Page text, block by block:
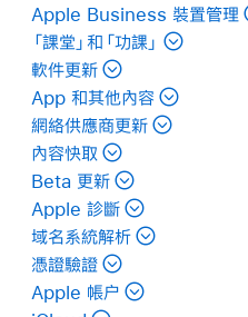
Apple Business 裝置管理
「課堂」和「功課」
軟件更新
App 和其他內容
網絡供應商更新
內容快取
Beta 更新
Apple 診斷
域名系統解析
憑證驗證
Apple 帳户